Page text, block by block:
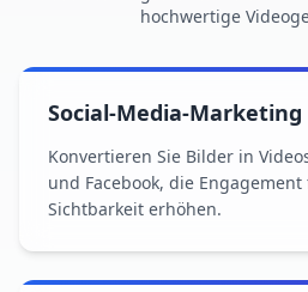
hochwertige
Social-Media-Marketing
Konvertieren Sie Bilder in
und Facebook, die
Sichtbarkeit erhöhen.